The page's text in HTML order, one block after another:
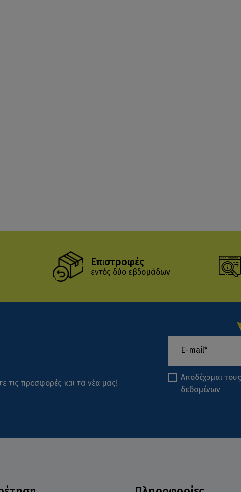
Επιστροφές
εντός δύο εβδομάδων
τις προσφορές και τα νέα μας!
Αποδέχομαι τους
δεδομένων